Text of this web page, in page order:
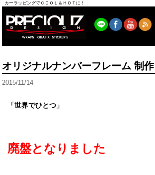
カーラッピングでＣＯＯＬ＆ＨＯＴに！
オリジナルナンバーフレーム 制作
2015/11/14
「世界でひとつ」
廃盤となりました